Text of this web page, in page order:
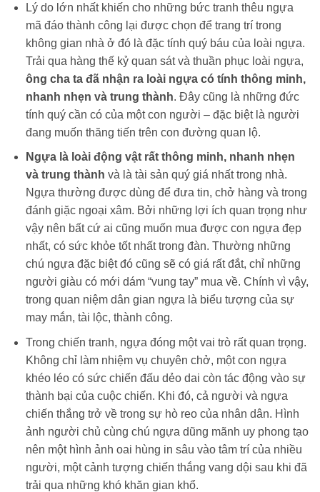
Lý do lớn nhất khiến cho những bức tranh thêu ngựa
mã đáo thành công lại được chọn để trang trí trong
không gian nhà ở đó là đặc tính quý báu của loài ngựa.
Trải qua hàng thế kỷ quan sát và thuần phục loài ngựa,
ông cha ta đã nhận ra loài ngựa có tính thông minh,
nhanh nhẹn và trung thành. Đây cũng là những đức
tính quý cần có của một con người – đặc biệt là người
đang muốn thăng tiến trên con đường quan lộ.
Ngựa là loài động vật rất thông minh, nhanh nhẹn
và trung thành và là tài sản quý giá nhất trong nhà.
Ngựa thường được dùng để đưa tin, chở hàng và trong
đánh giặc ngoại xâm. Bởi những lợi ích quan trọng như
vậy nên bất cứ ai cũng muốn mua được con ngựa đẹp
nhất, có sức khỏe tốt nhất trong đàn. Thường những
chú ngựa đặc biệt đó cũng sẽ có giá rất đắt, chỉ những
người giàu có mới dám “vung tay” mua về. Chính vì vậy,
trong quan niệm dân gian ngựa là biểu tượng của sự
may mắn, tài lộc, thành công.
Trong chiến tranh, ngựa đóng một vai trò rất quan trọng.
Không chỉ làm nhiệm vụ chuyên chở, một con ngựa
khéo léo có sức chiến đấu dẻo dai còn tác động vào sự
thành bại của cuộc chiến. Khi đó, cả người và ngựa
chiến thắng trở về trong sự hò reo của nhân dân. Hình
ảnh người chủ cùng chú ngựa dũng mãnh uy phong tạo
nên một hình ảnh oai hùng in sâu vào tâm trí của nhiều
người, một cảnh tượng chiến thắng vang dội sau khi đã
trải qua những khó khăn gian khổ.